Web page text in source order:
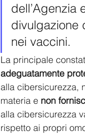
dell’Agenzia
divulgazione
nei vaccini.
La principale
adeguatamente
alla cibersicurezza,
materia e non
alla cibersicurezza
rispetto ai propri